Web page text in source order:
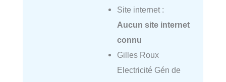
Site internet :
Aucun site internet
connu
Gilles Roux
Electricité Gén de